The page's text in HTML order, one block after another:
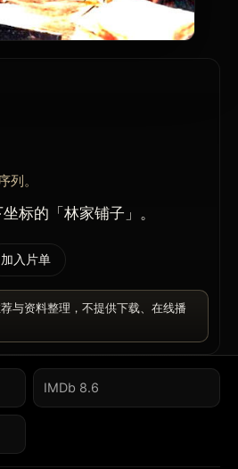
列。
标的「林家铺子」。
加入片单
与资料整理，不提供下载、在线播
IMDb 8.6